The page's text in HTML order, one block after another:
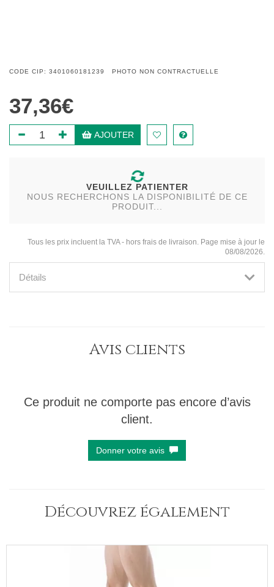
CODE CIP: 3401060181239 PHOTO NON CONTRACTUELLE
37,36€
AJOUTER
VEUILLEZ PATIENTER
NOUS RECHERCHONS LA DISPONIBILITÉ DE CE
PRODUIT...
Tous les prix incluent la TVA - hors frais de livraison. Page mise à jour le
08/08/2026.
Détails
Avis clients
Ce produit ne comporte pas encore d’avis
client.
Donner votre avis
Découvrez également